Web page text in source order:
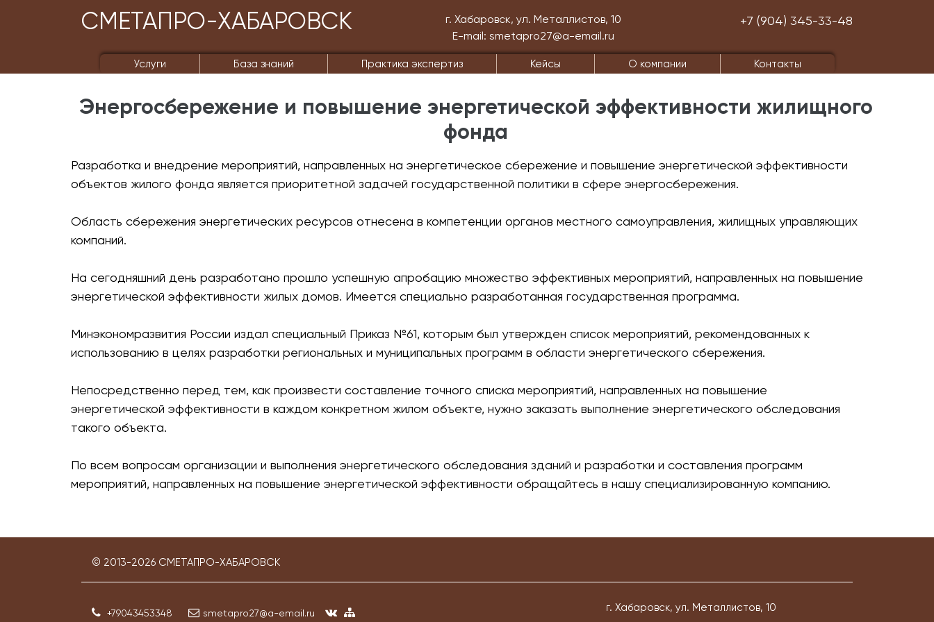
СМЕТАПРО-ХАБАРОВСК
г. Хабаровск, ул. Металлистов, 10
E-mail: smetapro27@a-email.ru
+7 (904) 345-33-48
Услуги База знаний Практика экспертиз Кейсы О компании Контакты
Энергосбережение и повышение энергетической эффективности жилищного
фонда
Разработка и внедрение мероприятий, направленных на энергетическое сбережение и повышение энергетической эффективности
объектов жилого фонда является приоритетной задачей государственной политики в сфере энергосбережения.
Область сбережения энергетических ресурсов отнесена в компетенции органов местного самоуправления, жилищных управляющих
компаний.
На сегодняшний день разработано прошло успешную апробацию множество эффективных мероприятий, направленных на повышение
энергетической эффективности жилых домов. Имеется специально разработанная государственная программа.
Минэкономразвития России издал специальный Приказ №61, которым был утвержден список мероприятий, рекомендованных к
использованию в целях разработки региональных и муниципальных программ в области энергетического сбережения.
Непосредственно перед тем, как произвести составление точного списка мероприятий, направленных на повышение
энергетической эффективности в каждом конкретном жилом объекте, нужно заказать выполнение энергетического обследования
такого объекта.
По всем вопросам организации и выполнения энергетического обследования зданий и разработки и составления программ
мероприятий, направленных на повышение энергетической эффективности обращайтесь в нашу специализированную компанию.
© 2013-2026 СМЕТАПРО-ХАБАРОВСК
+79043453348 smetapro27@a-email.ru г. Хабаровск, ул. Металлистов, 10